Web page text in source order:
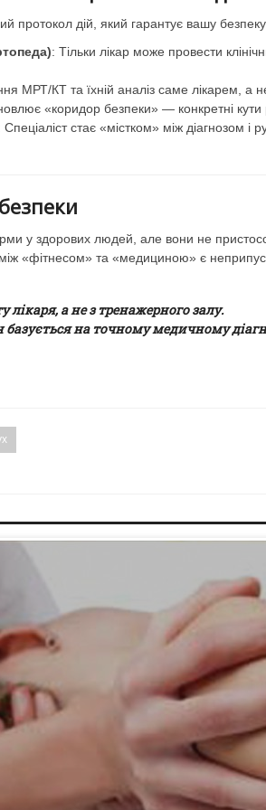
протокол дій, який гарантує вашу
: Тільки лікар може провести
МРТ/КТ та їхній аналіз саме лікарем, а
«коридор безпеки» — конкретні
Спеціаліст стає «містком» між діагнозом і
у здорових людей, але вони не
«фітнесом» та «медициною» є
а не з тренажерного залу.
базується на точному медичному